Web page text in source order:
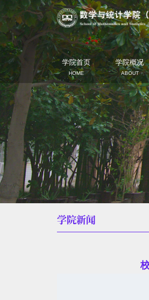
学院首页
HOME
学院概况
ABOUT
学院新闻